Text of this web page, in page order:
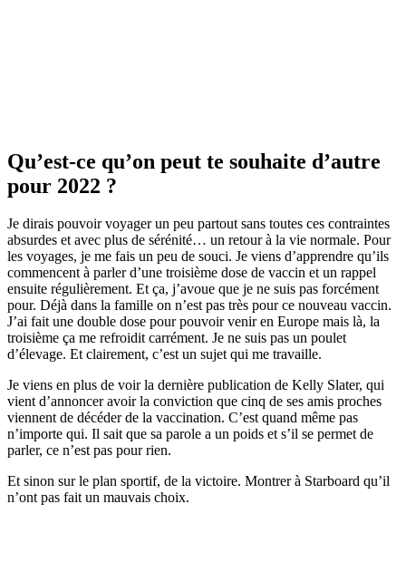
Qu’est-ce qu’on peut te souhaite d’autre
pour 2022 ?
Je dirais pouvoir voyager un peu partout sans toutes ces contraintes
absurdes et avec plus de sérénité… un retour à la vie normale. Pour
les voyages, je me fais un peu de souci. Je viens d’apprendre qu’ils
commencent à parler d’une troisième dose de vaccin et un rappel
ensuite régulièrement. Et ça, j’avoue que je ne suis pas forcément
pour. Déjà dans la famille on n’est pas très pour ce nouveau vaccin.
J’ai fait une double dose pour pouvoir venir en Europe mais là, la
troisième ça me refroidit carrément. Je ne suis pas un poulet
d’élevage. Et clairement, c’est un sujet qui me travaille.
Je viens en plus de voir la dernière publication de Kelly Slater, qui
vient d’annoncer avoir la conviction que cinq de ses amis proches
viennent de décéder de la vaccination. C’est quand même pas
n’importe qui. Il sait que sa parole a un poids et s’il se permet de
parler, ce n’est pas pour rien.
Et sinon sur le plan sportif, de la victoire. Montrer à Starboard qu’il
n’ont pas fait un mauvais choix.